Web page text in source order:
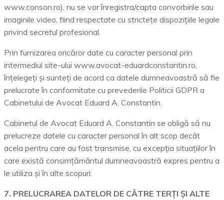
www.conson.ro), nu se vor înregistra/capta convorbirile sau
imaginile video, fiind respectate cu strictețe dispozițiile legale
privind secretul profesional.
Prin furnizarea oricăror date cu caracter personal prin
intermediul site-ului www.avocat-eduardconstantin.ro,
înțelegeți și sunteți de acord ca datele dumneavoastră să fie
prelucrate în conformitate cu prevederile Politicii GDPR a
Cabinetului de Avocat Eduard A. Constantin.
Cabinetul de Avocat Eduard A. Constantin se obligă să nu
prelucreze datele cu caracter personal în alt scop decât
acela pentru care au fost transmise, cu excepția situațiilor în
care există consimțământul dumneavoastră expres pentru a
le utiliza și în alte scopuri.
7. PRELUCRAREA DATELOR DE CĂTRE TERȚI ȘI ALTE